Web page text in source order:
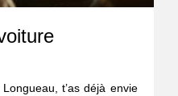
t’as déjà envie